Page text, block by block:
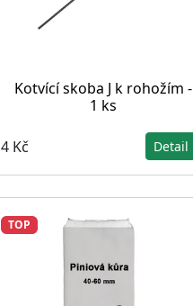
Kotvící skoba J k rohožím -
1 ks
4 Kč Detail
TOP